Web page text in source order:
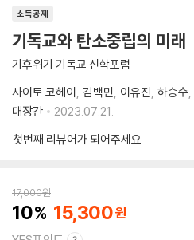
소득공제
기독교와 탄소중립의 미래
기후위기 기독교 신학포럼
사이토 코헤이 김백민 이유진 하승수
대장간
2023.07.21.
첫번째 리뷰어가 되어주세요
17,000원
10 15,300